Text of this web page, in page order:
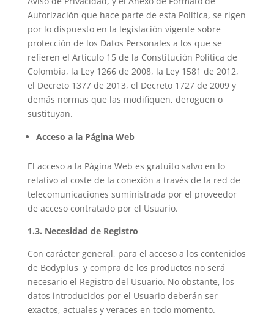
Autorización que hace parte de esta Política, se rigen
por lo dispuesto en la legislación vigente sobre
protección de los Datos Personales a los que se
refieren el Artículo 15 de la Constitución Política de
Colombia, la Ley 1266 de 2008, la Ley 1581 de 2012,
el Decreto 1377 de 2013, el Decreto 1727 de 2009 y
demás normas que las modifiquen, deroguen o
sustituyan.
Acceso a la Página Web
El acceso a la Página Web es gratuito salvo en lo
relativo al coste de la conexión a través de la red de
telecomunicaciones suministrada por el proveedor
de acceso contratado por el Usuario.
1.3. Necesidad de Registro
Con carácter general, para el acceso a los contenidos
de Bodyplus y compra de los productos no será
necesario el Registro del Usuario. No obstante, los
datos introducidos por el Usuario deberán ser
exactos, actuales y veraces en todo momento.